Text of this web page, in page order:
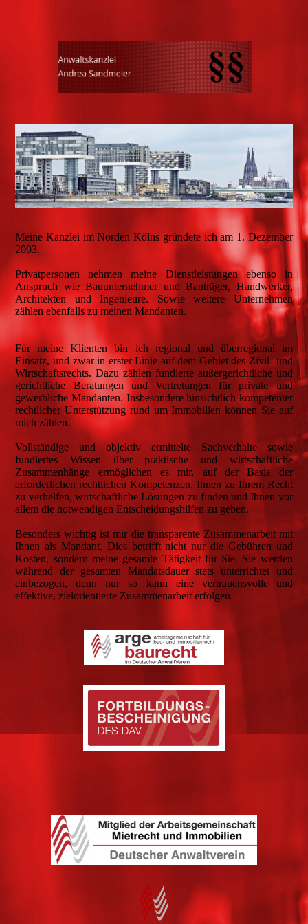
Meine Kanzlei im Norden Kölns gründete ich am 1. Dezember
2003.
Privatpersonen nehmen meine Dienstleistungen ebenso in
Anspruch wie Bauunternehmer und Bauträger, Handwerker,
Architekten und Ingenieure. Sowie weitere Unternehmen
zählen ebenfalls zu meinen Mandanten.
Für meine Klienten bin ich regional und überregional im
Einsatz, und zwar in erster Linie auf dem Gebiet des Zivil- und
Wirtschaftsrechts. Dazu zählen fundierte außergerichtliche und
gerichtliche Beratungen und Vertretungen für private und
gewerbliche Mandanten. Insbesondere hinsichtlich kompetenter
rechtlicher Unterstützung rund um Immobilien können Sie auf
mich zählen.
Vollständige und objektiv ermittelte Sachverhalte sowie
fundiertes Wissen über praktische und wirtschaftliche
Zusammenhänge ermöglichen es mir, auf der Basis der
erforderlichen rechtlichen Kompetenzen, Ihnen zu Ihrem Recht
zu verhelfen, wirtschaftliche Lösungen zu finden und Ihnen vor
allem die notwendigen Entscheidungshilfen zu geben.
Besonders wichtig ist mir die transparente Zusammenarbeit mit
Ihnen als Mandant. Dies betrifft nicht nur die Gebühren und
Kosten, sondern meine gesamte Tätigkeit für Sie. Sie werden
während der gesamten Mandatsdauer stets unterrichtet und
einbezogen, denn nur so kann eine vertrauensvolle und
effektive, zielorientierte Zusammenarbeit erfolgen.